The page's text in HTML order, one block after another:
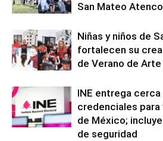
San Mateo Atenco
Niñas y niños de
fortalecen su
de Verano de Arte
INE entrega
credenciales
de México;
de seguridad